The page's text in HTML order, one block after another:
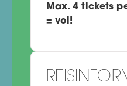
Max. 4 tickets
= vol!